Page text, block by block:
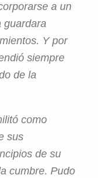
a un
guardara
Y por
siempre
de la
como
sus
de su
cumbre. Pudo